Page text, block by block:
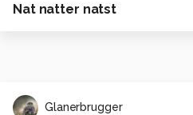
Nat natter natst
Glanerbrugger